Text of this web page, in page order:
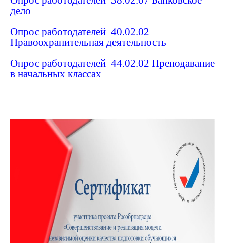
дело
Опрос работодателей 40.02.02
Правоохранительная деятельность
Опрос работодателей 44.02.02 Преподавание
в начальных классах